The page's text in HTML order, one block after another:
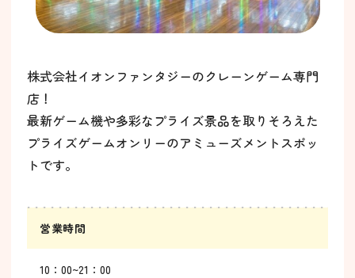
株式会社イオンファンタジーのクレーンゲーム専門
店！
最新ゲーム機や多彩なプライズ景品を取りそろえた
プライズゲームオンリーのアミューズメントスポッ
トです。
営業時間
10：00~21：00